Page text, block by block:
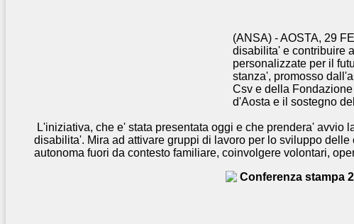
(ANSA) - AOSTA, 29
disabilita' e contribuire
personalizzate per il
stanza', promosso
Csv e della
d'Aosta e il sostegno
L'iniziativa, che e' stata presentata oggi e che prendera' avvio
disabilita'. Mira ad attivare gruppi di lavoro per lo sviluppo
autonoma fuori da contesto familiare, coinvolgere volontari,